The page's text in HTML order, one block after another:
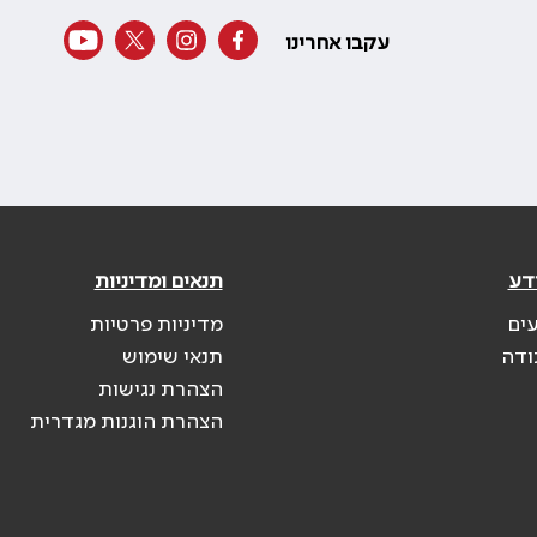
עקבו אחרינו
תנאים ומדיניות
מדיניות פרטיות
תנאי שימוש
הצהרת נגישות
הצהרת הוגנות מגדרית